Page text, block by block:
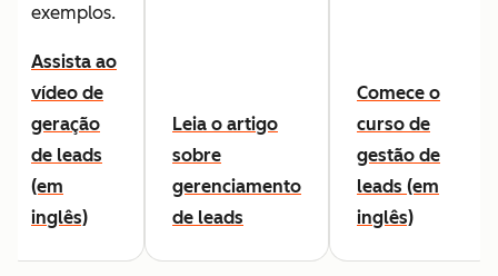
exemplos.
Assista ao
vídeo de
geração
de leads
(em
inglês)
Leia o artigo
sobre
gerenciamento
de leads
Comece o
curso de
gestão de
leads (em
inglês)